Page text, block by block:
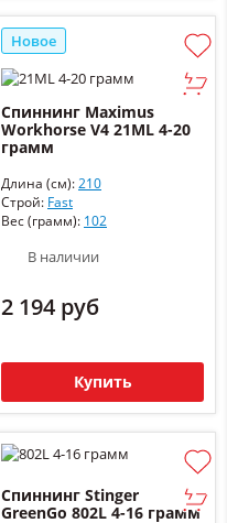
Новое
Спиннинг Maximus
Workhorse V4 21ML 4-20
грамм
Длина (см):210
Строй: Fast
Вес (грамм): 102
В наличии
2 194 руб
Купить
Спиннинг Stinger
GreenGo 802L 4-16 грамм